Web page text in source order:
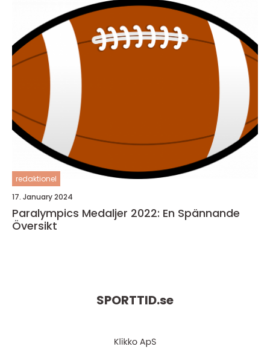
redaktionel
17. January 2024
Paralympics Medaljer 2022: En Spännande
Översikt
SPORTTID.se